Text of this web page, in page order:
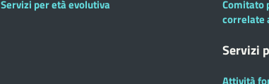
Servizi per età evolutiva
Comitato
correlate
Servizi